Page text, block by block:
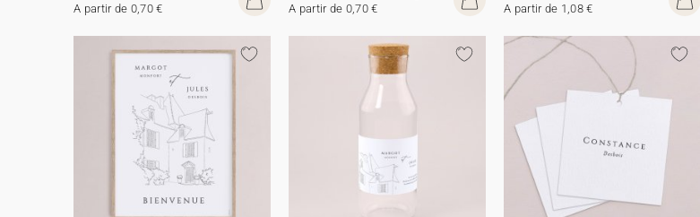
A partir de 0,70 € A partir de 0,70 € A partir de 1,08 €